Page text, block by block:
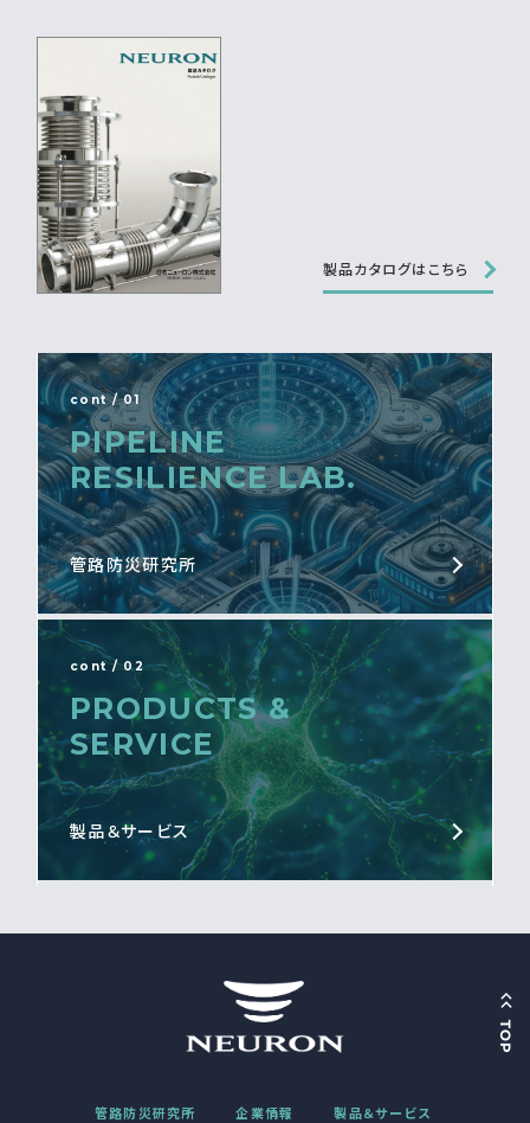
製品カタログはこちら
cont / 01
PIPELINE
RESILIENCE LAB.
管路防災研究所
cont / 02
PRODUCTS &
SERVICE
製品＆サービス
管路防災研究所 企業情報 製品＆サービス